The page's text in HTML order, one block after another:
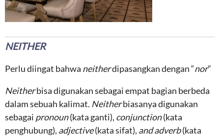
NEITHER
Perlu diingat bahwa neitherdipasangkan dengan “nor”
Neitherbisa digunakan sebagai empat bagian berbeda
dalam sebuah kalimat. Neitherbiasanya digunakan
sebagai pronoun(kata ganti), conjunction(kata
penghubung), adjective(kata sifat), and adverb(kata